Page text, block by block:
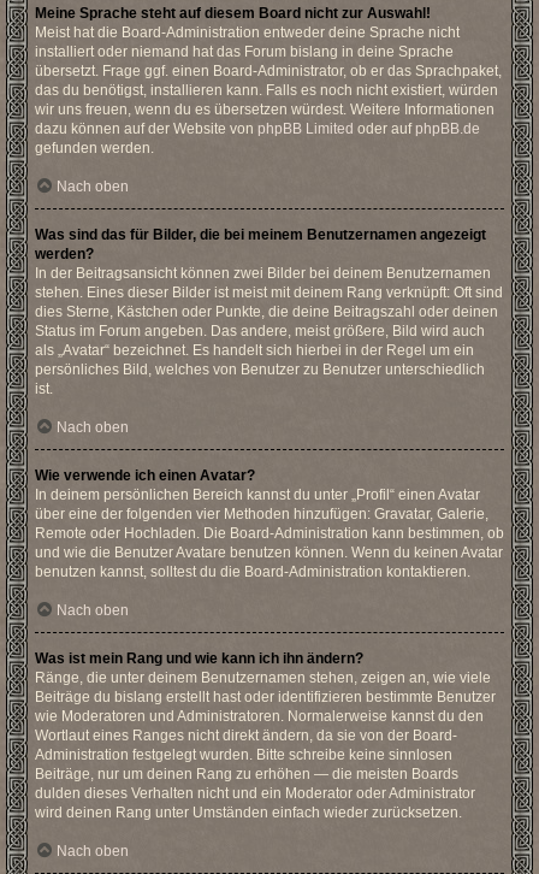
Meine Sprache steht auf diesem Board nicht zur Auswahl!
Meist hat die Board-Administration entweder deine Sprache nicht
installiert oder niemand hat das Forum bislang in deine Sprache
übersetzt. Frage ggf. einen Board-Administrator, ob er das Sprachpaket,
das du benötigst, installieren kann. Falls es noch nicht existiert, würden
wir uns freuen, wenn du es übersetzen würdest. Weitere Informationen
dazu können auf der Website von phpBB Limited oder auf phpBB.de
gefunden werden.
Nach oben
Was sind das für Bilder, die bei meinem Benutzernamen angezeigt
werden?
In der Beitragsansicht können zwei Bilder bei deinem Benutzernamen
stehen. Eines dieser Bilder ist meist mit deinem Rang verknüpft: Oft sind
dies Sterne, Kästchen oder Punkte, die deine Beitragszahl oder deinen
Status im Forum angeben. Das andere, meist größere, Bild wird auch
als „Avatar“ bezeichnet. Es handelt sich hierbei in der Regel um ein
persönliches Bild, welches von Benutzer zu Benutzer unterschiedlich
ist.
Nach oben
Wie verwende ich einen Avatar?
In deinem persönlichen Bereich kannst du unter „Profil“ einen Avatar
über eine der folgenden vier Methoden hinzufügen: Gravatar, Galerie,
Remote oder Hochladen. Die Board-Administration kann bestimmen, ob
und wie die Benutzer Avatare benutzen können. Wenn du keinen Avatar
benutzen kannst, solltest du die Board-Administration kontaktieren.
Nach oben
Was ist mein Rang und wie kann ich ihn ändern?
Ränge, die unter deinem Benutzernamen stehen, zeigen an, wie viele
Beiträge du bislang erstellt hast oder identifizieren bestimmte Benutzer
wie Moderatoren und Administratoren. Normalerweise kannst du den
Wortlaut eines Ranges nicht direkt ändern, da sie von der Board-
Administration festgelegt wurden. Bitte schreibe keine sinnlosen
Beiträge, nur um deinen Rang zu erhöhen — die meisten Boards
dulden dieses Verhalten nicht und ein Moderator oder Administrator
wird deinen Rang unter Umständen einfach wieder zurücksetzen.
Nach oben